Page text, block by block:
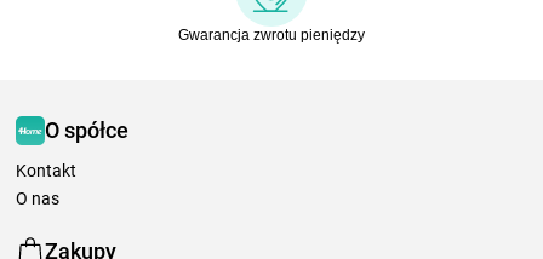
Gwarancja zwrotu pieniędzy
O spółce
Kontakt
O nas
Zakupy